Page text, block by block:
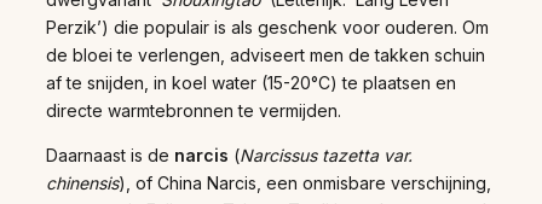
Perzik’) die populair is als geschenk voor ouderen. Om
de bloei te verlengen, adviseert men de takken schuin
af te snijden, in koel water (15-20°C) te plaatsen en
directe warmtebronnen te vermijden.
Daarnaast is de narcis (Narcissus tazetta var.
chinensis), of China Narcis, een onmisbare verschijning,